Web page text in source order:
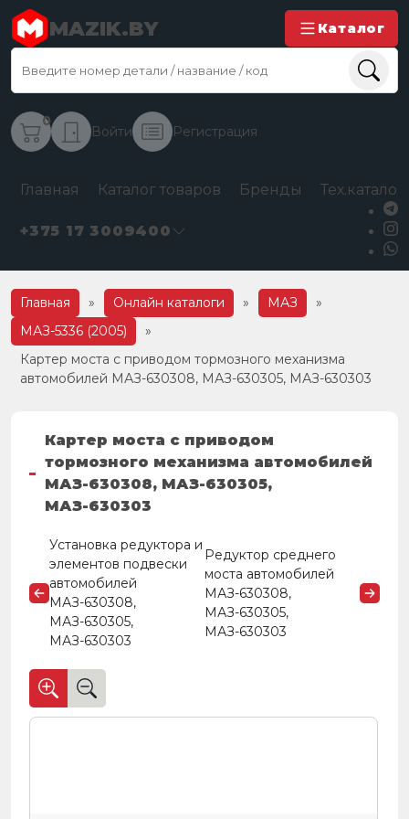
MAZIK.BY Каталог
0
Войти Регистрация
Главная Каталог товаров Бренды
+375 17 3009400
Главная » Онлайн каталоги » МАЗ
»
МАЗ-5336 (2005)
»
Картер моста с приводом тормозного механизма
автомобилей МАЗ-630308, МАЗ-630305, МАЗ-630303
Картер моста с приводом
тормозного механизма автомобилей
МАЗ-630308, МАЗ-630305,
МАЗ-630303
Установка редуктора и
элементов подвески
автомобилей
МАЗ-630308,
МАЗ-630305,
МАЗ-630303
Редуктор среднего
моста автомобилей
МАЗ-630308,
МАЗ-630305,
МАЗ-630303